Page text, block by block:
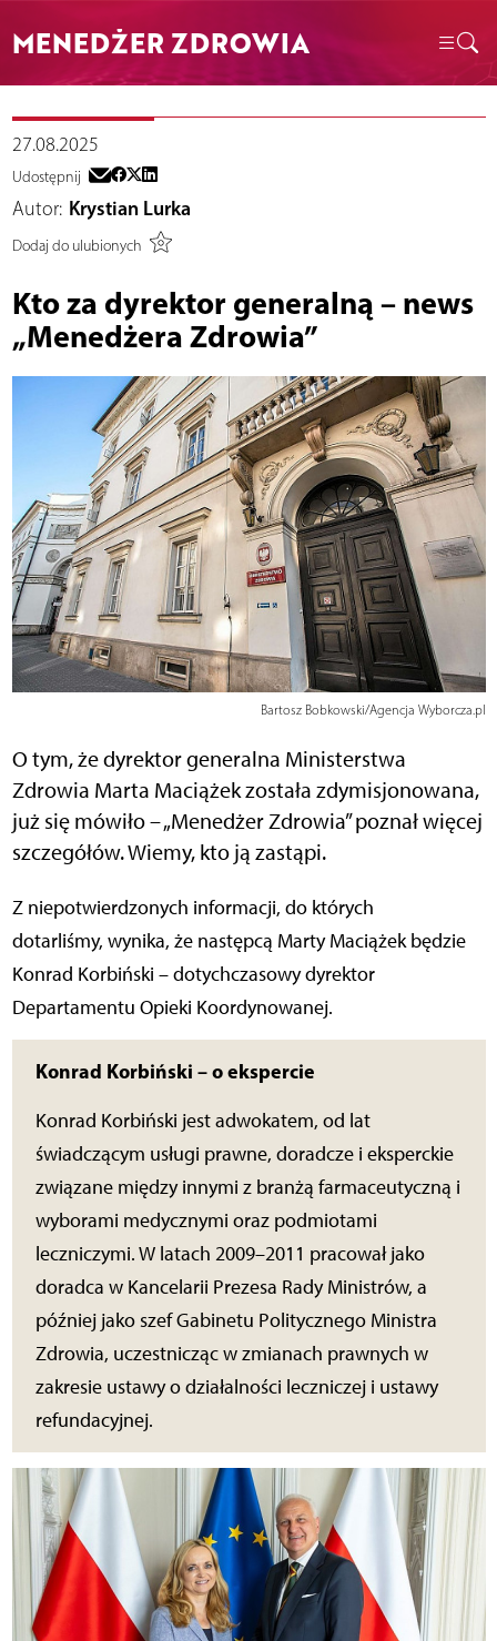
MENEDŻER ZDROWIA
27.08.2025
Udostępnij
Autor: Krystian Lurka
Dodaj do ulubionych
Kto za dyrektor generalną – news
„Menedżera Zdrowia”
Bartosz Bobkowski/Agencja Wyborcza.pl
O tym, że dyrektor generalna Ministerstwa
Zdrowia Marta Maciążek została zdymisjonowana,
już się mówiło – „Menedżer Zdrowia” poznał więcej
szczegółów. Wiemy, kto ją zastąpi.
Z niepotwierdzonych informacji, do których
dotarliśmy, wynika, że następcą Marty Maciążek będzie
Konrad Korbiński – dotychczasowy dyrektor
Departamentu Opieki Koordynowanej.
Konrad Korbiński – o ekspercie
Konrad Korbiński jest adwokatem, od lat
świadczącym usługi prawne, doradcze i eksperckie
związane między innymi z branżą farmaceutyczną i
wyborami medycznymi oraz podmiotami
leczniczymi. W latach 2009–2011 pracował jako
doradca w Kancelarii Prezesa Rady Ministrów, a
później jako szef Gabinetu Politycznego Ministra
Zdrowia, uczestnicząc w zmianach prawnych w
zakresie ustawy o działalności leczniczej i ustawy
refundacyjnej.